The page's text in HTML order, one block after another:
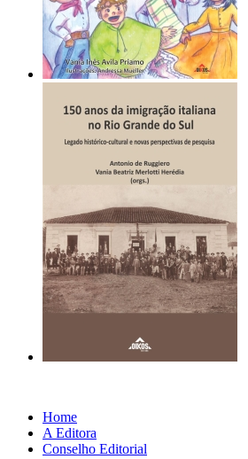
Home
A Editora
Conselho Editorial